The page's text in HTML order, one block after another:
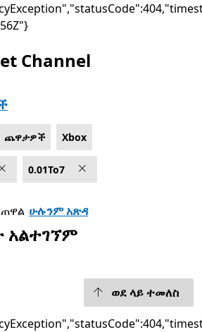
Channel
ጨዋታዎች Xbox
0.01To7
ሁሉንም አጽዳ
ወደ ላይ ተመለስ